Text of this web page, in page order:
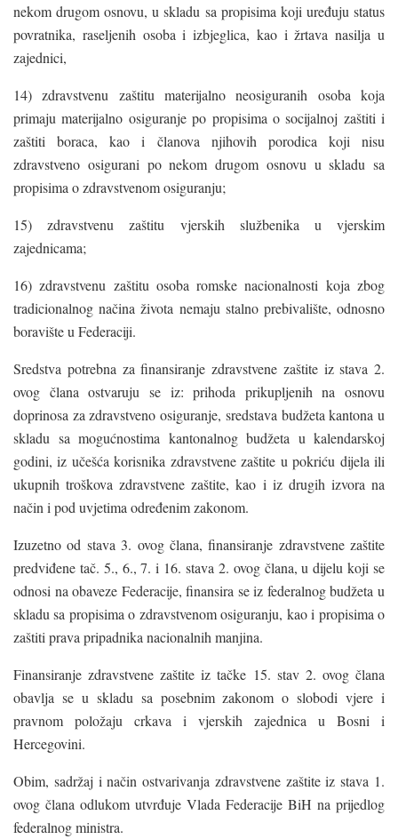
nekom drugom osnovu, u skladu sa propisima koji uređuju status
povratnika, raseljenih osoba i izbjeglica, kao i žrtava nasilja u
zajednici,
14) zdravstvenu zaštitu materijalno neosiguranih osoba koja
primaju materijalno osiguranje po propisima o socijalnoj zaštiti i
zaštiti boraca, kao i članova njihovih porodica koji nisu
zdravstveno osigurani po nekom drugom osnovu u skladu sa
propisima o zdravstvenom osiguranju;
15) zdravstvenu zaštitu vjerskih službenika u vjerskim
zajednicama;
16) zdravstvenu zaštitu osoba romske nacionalnosti koja zbog
tradicionalnog načina života nemaju stalno prebivalište, odnosno
boravište u Federaciji.
Sredstva potrebna za finansiranje zdravstvene zaštite iz stava 2.
ovog člana ostvaruju se iz: prihoda prikupljenih na osnovu
doprinosa za zdravstveno osiguranje, sredstava budžeta kantona u
skladu sa mogućnostima kantonalnog budžeta u kalendarskoj
godini, iz učešća korisnika zdravstvene zaštite u pokriću dijela ili
ukupnih troškova zdravstvene zaštite, kao i iz drugih izvora na
način i pod uvjetima određenim zakonom.
Izuzetno od stava 3. ovog člana, finansiranje zdravstvene zaštite
predviđene tač. 5., 6., 7. i 16. stava 2. ovog člana, u dijelu koji se
odnosi na obaveze Federacije, finansira se iz federalnog budžeta u
skladu sa propisima o zdravstvenom osiguranju, kao i propisima o
zaštiti prava pripadnika nacionalnih manjina.
Finansiranje zdravstvene zaštite iz tačke 15. stav 2. ovog člana
obavlja se u skladu sa posebnim zakonom o slobodi vjere i
pravnom položaju crkava i vjerskih zajednica u Bosni i
Hercegovini.
Obim, sadržaj i način ostvarivanja zdravstvene zaštite iz stava 1.
ovog člana odlukom utvrđuje Vlada Federacije BiH na prijedlog
federalnog ministra.